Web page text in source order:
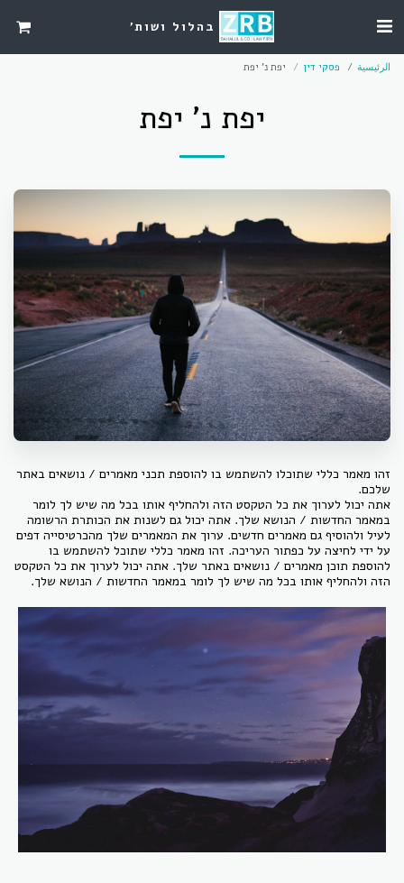
בהלול ושות'
الرئيسية פסקי דין יפת נ' יפת
יפת נ' יפת
זהו מאמר כללי שתוכלו להשתמש בו להוספת תכני מאמרים / נושאים באתר
שלכם.
אתה יכול לערוך את כל הטקסט הזה ולהחליף אותו בכל מה שיש לך לומר
במאמר החדשות / הנושא שלך. אתה יכול גם לשנות את הכותרת הרשומה
לעיל ולהוסיף גם מאמרים חדשים. ערוך את המאמרים שלך מהכרטיסייה דפים
על ידי לחיצה על כפתור העריכה. זהו מאמר כללי שתוכל להשתמש בו
להוספת תוכן מאמרים / נושאים באתר שלך. אתה יכול לערוך את כל הטקסט
הזה ולהחליף אותו בכל מה שיש לך לומר במאמר החדשות / הנושא שלך.